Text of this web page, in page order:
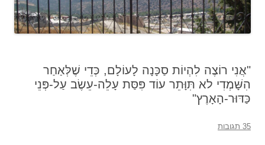
"אֲנִי רוֹצֶה לִהְיוֹת סַכָּנָה לָעוֹלָם, כְּדֵי שֶׁלְּאַחַר
הִשָּׁמְדִי לא תִּוָּתֵר עוֹד פִּסַּת עָלֵה-עֵשֶׂב עַל-פְּנֵי
כַּדּוּר-הָאָרֶץ"
35 תגובות